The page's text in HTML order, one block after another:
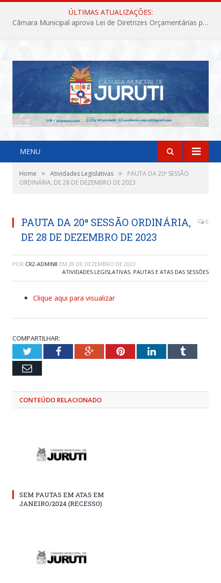
ÚLTIMAS ATUALIZAÇÕES:
Câmara Municipal aprova Lei de Diretrizes Orçamentárias para o exercício financeiro de 2027
MENU
Home » Atividades Legislativas »
PAUTA DA 20ª SESSÃO
ORDINÁRIA, DE 28 DE DEZEMBRO DE 2023
PAUTA DA 20ª SESSÃO ORDINÁRIA,
DE 28 DE DEZEMBRO DE 2023
0
POR CR2-ADMIN8 EM 28 DE DEZEMBRO DE 2023
ATIVIDADES LEGISLATIVAS, PAUTAS E ATAS DAS SESSÕES
Clique aqui para visualizar
COMPARTILHAR:
TwitterFacebookGoogle+PinterestLinkedInTumblr
Email
CONTEÚDO RELACIONADO
SEM PAUTAS EM ATAS EM
JANEIRO/2024 (RECESSO)